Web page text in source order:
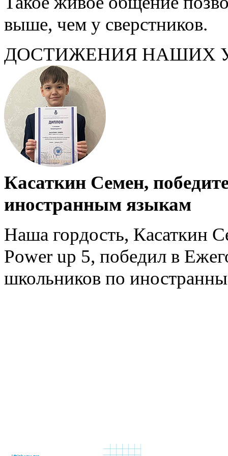
выше, чем у сверстников.
ДОСТИЖЕНИЯ НАШИХ
Касаткин Семен,
иностранным языкам
Наша гордость, Касаткин
Power up 5, победил в
школьников по